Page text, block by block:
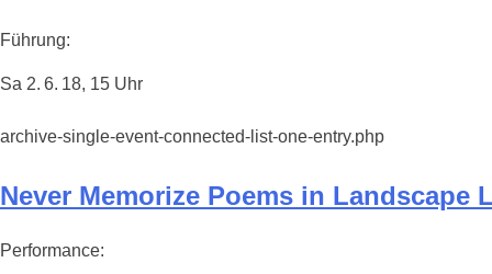
Führung:
Sa 2. 6. 18, 15 Uhr
archive-single-event-connected-list-one-entry.php
Never Memorize Poems in Landscape
Performance: